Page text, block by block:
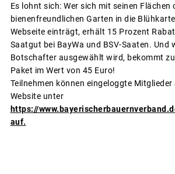
Es lohnt sich: Wer sich mit seinen Flächen
bienenfreundlichen Garten in die
Webseite einträgt, erhält 15 Prozent
Saatgut bei BayWa und BSV-Saaten. Und
Botschafter ausgewählt wird, bekommt
Paket im Wert von 45 Euro!
Teilnehmen können eingeloggte Mitglieder
Website unter
https://
auf.